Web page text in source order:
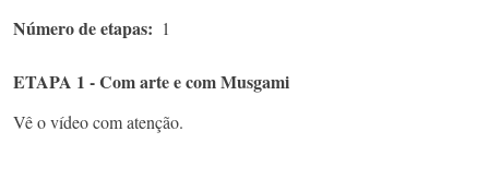
Número de etapas 1
ETAPA 1 - Com arte e com Musgami
Vê o vídeo com atenção.